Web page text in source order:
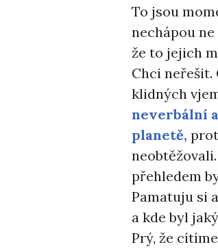
To jsou
nechápou
že to jejich
Chci
klidných
neverbální
planetě,
přehledem
Pamatuju si
a kde byl
Prý, že